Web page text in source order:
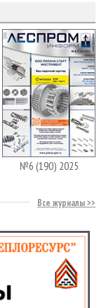
№6 (190) 2025
Все журналы